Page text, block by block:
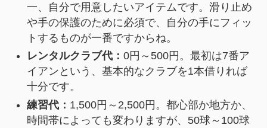
一、自分で用意したいアイテムです。滑り止め
や手の保護のために必須で、自分の手にフィッ
トするものが一番ですからね。
レンタルクラブ代： 0円～500円。最初は7番ア
イアンという、基本的なクラブを1本借りれば
十分です。
練習代： 1,500円～2,500円。都心部か地方か、
時間帯によっても変わりますが、50球～100球